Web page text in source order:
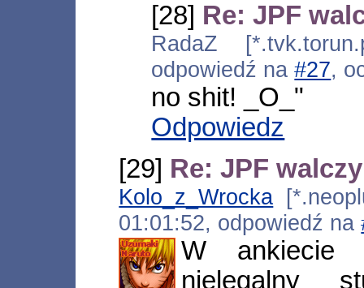
[28] Re: JPF
RadaZ
odpowiedź na#27,
no shit! _O_"
Odpowiedz
[29] Re: JPF
Kolo_z_Wrocka
01:01:52, odpowiedź na
W ankiecie
nielegalny